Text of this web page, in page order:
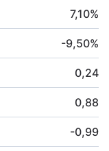
7,10%
-9,50%
0,24
0,88
-0,99